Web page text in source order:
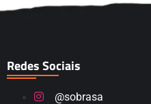
Redes Sociais
@sobrasa